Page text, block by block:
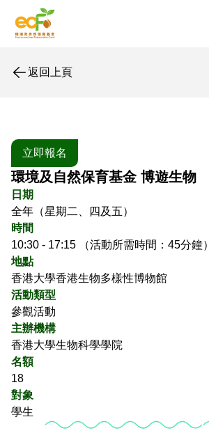
返回上頁
立即報名
環境及自然保育基金 博遊生物
日期
全年（星期二、四及五）
時間
10:30 - 17:15 （活動所需時間：45分鐘）
地點
香港大學香港生物多樣性博物館
活動類型
參觀活動
主辦機構
香港大學生物科學學院
名額
18
對象
學生